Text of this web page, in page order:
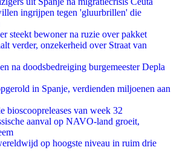
ingrijpen tegen 'gluurbrillen' die
steekt bewoner na ruzie over pakket
verder, onzekerheid over Straat van
na doodsbedreiging burgemeester Depla
in Spanje, verdienden miljoenen aan
bioscoopreleases van week 32
aanval op NAVO-land groeit,
op hoogste niveau in ruim drie